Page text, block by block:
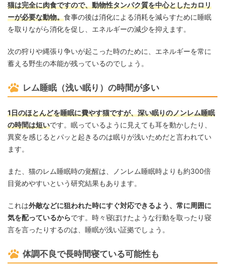
猫は完全に肉食ですので、動物性タンパク質を中心としたカロリ
ーが必要な動物。食事の後は消化による消耗を減らすために睡眠
を取りながら消化を促し、エネルギーの減少を抑えます。
次の狩りや縄張り争いが起こった時のために、エネルギーを常に
蓄える野生の本能が残っているのでしょう。
レム睡眠（浅い眠り）の時間が多い
1日のほとんどを睡眠に費やす猫ですが、深い眠りのノンレム睡眠
の時間は短いです。眠っているように見えても耳を動かしたり、
異変を感じるとパッと起きるのは眠りが浅いためだと言われてい
ます。
また、猫のレム睡眠時の覚醒は、ノンレム睡眠時よりも約300倍
目覚めやすいという研究結果もあります。
これは外敵などに狙われた時にすぐ対応できるよう、常に周囲に
気を配っているからです。時々寝ぼけたような行動を取ったり寝
言を言ったりするのは、睡眠が浅い証拠でしょう。
体調不良で長時間寝ている可能性も